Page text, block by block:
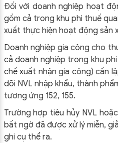
Đối với doanh nghiệp hoạt
gồm cả trong khu phi thuế
xuất thực hiện hoạt động sản
Doanh nghiệp gia công cho
cả doanh nghiệp trong khu
chế xuất nhận gia công) cần
dõi NVL nhập khẩu, thành
tương ứng 152, 155.
Trường hợp tiêu hủy NVL
bất ngờ đã được xử lý miễn,
ghi cụ thể ra.